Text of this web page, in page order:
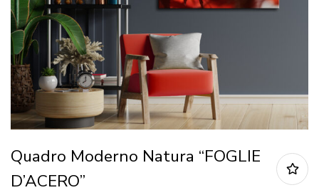
Quadro Moderno Natura “FOGLIE
D’ACERO”